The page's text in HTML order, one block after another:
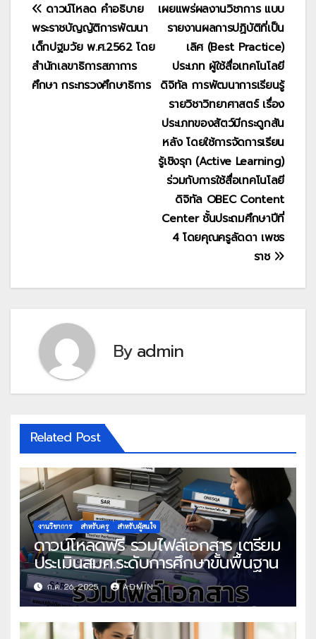
แนะแนว
เรื่อง
เผยแพร่ผลงานวิชาการ แบบ
รายงานผลการปฏิบัติที่เป็น
เลิศ (Best Practice)
ประเภท ผู้ใช้สื่อเทคโนโลยี
ดิจิทัล การพัฒนาการเรียนรู้
รายวิชาวิทยาศาสตร์ เรื่อง
ประเภทของสัตว์มีกระดูกสัน
หลัง โดยใช้การจัดการเรียน
รู้เชิงรุก (Active Learning)
ร่วมกับการใช้สื่อเทคโนโลยี
ดิจิทัล OBEC Content
Center ชั้นประถมศึกษาปีที่
4 โดยคุณครูลัดดา เพชร
ราช
ดาวน์โหลด คำอธิบาย
พระราชบัญญัติการพัฒนา
เด็กปฐมวัย พ.ศ.2562 โดย
สำนักเลขาธิการสภาการ
ศึกษา กระทรวงศึกษาธิการ
Byadmin
Related Post
งานวิชาการ สำหรับครู สำหรับผู้สนใจ
ดาวน์โหลดฟรี รวมไฟล์เอกสาร เตรียม
ประเมินสมศ.ระดับการศึกษาขั้นพื้นฐาน
ก.ค. 26, 2025 ADMIN